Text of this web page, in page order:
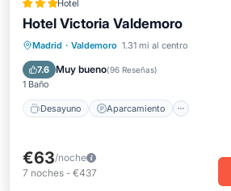
Hotel
Hotel Victoria Valdemoro
Madrid · Valdemoro 1.31 mi al centro
7.6 Muy bueno(96 Reseñas)
1 Baño
Desayuno Aparcamiento
Desayuno
Aparcamiento
Aire acondicionado
€63/noche
7 noches - €437